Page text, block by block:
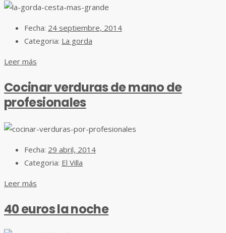
Fecha: 24 septiembre, 2014
Categoria: La gorda
Leer más
Cocinar verduras de mano de
profesionales
Fecha: 29 abril, 2014
Categoria: El Villa
Leer más
40 euros la noche